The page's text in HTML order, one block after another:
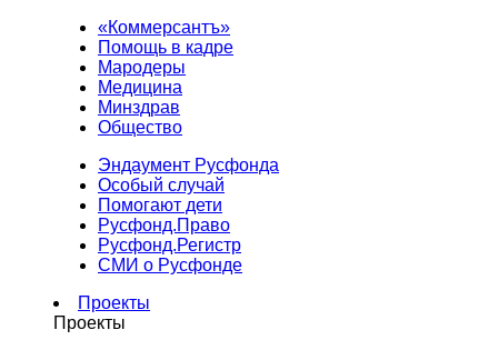
«Коммерсантъ»
Помощь в кадре
Мародеры
Медицина
Минздрав
Общество
Эндаумент Русфонда
Особый случай
Помогают дети
Русфонд.Право
Русфонд.Регистр
СМИ о Русфонде
Проекты
Проекты